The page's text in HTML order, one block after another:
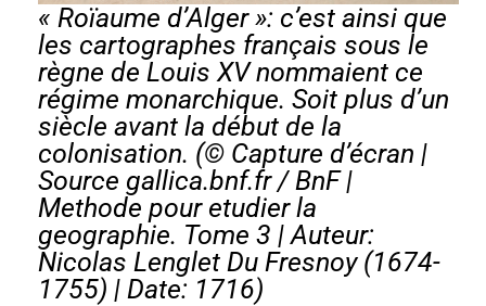
« Roïaume d’Alger »: c’est ainsi que
les cartographes français sous le
règne de Louis XV nommaient ce
régime monarchique. Soit plus d’un
siècle avant la début de la
colonisation. (© Capture d’écran |
Source gallica.bnf.fr / BnF |
Methode pour etudier la
geographie. Tome 3 | Auteur:
Nicolas Lenglet Du Fresnoy (1674-
1755) | Date: 1716)